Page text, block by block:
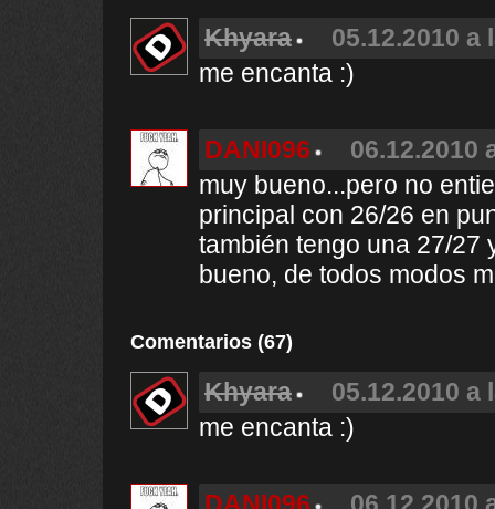
Khyara
05.12.2010 a
me encanta :)
DANI096
06.12.2010
muy bueno...pero no
principal con 26/26 en
también tengo una 27/27
bueno, de todos modos
Comentarios (67)
Khyara
05.12.2010 a
me encanta :)